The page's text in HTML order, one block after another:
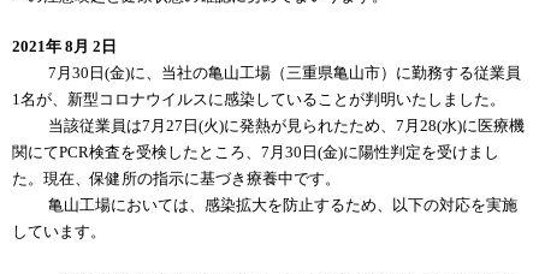
2021年 8月 2日
7月30日(金)に、当社の亀山工場（三重県亀山市）に勤務する従業員
1名が、新型コロナウイルスに感染していることが判明いたしました。
当該従業員は7月27日(火)に発熱が見られたため、7月28(水)に医療機
関にてPCR検査を受検したところ、7月30日(金)に陽性判定を受けまし
た。現在、保健所の指示に基づき療養中です。
亀山工場においては、感染拡大を防止するため、以下の対応を実施
しています。